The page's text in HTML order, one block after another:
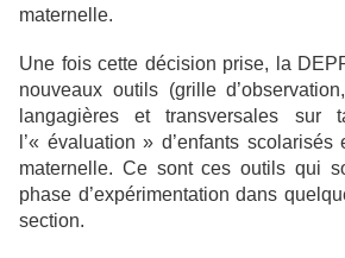
maternelle.
Une fois cette décision prise, la
nouveaux outils (grille
langagières et transversales sur
l’« évaluation » d’enfants
maternelle. Ce sont ces outils qui
phase d’expérimentation dans
section.